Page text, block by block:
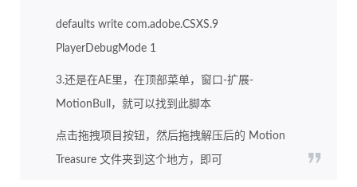
defaults write com.adobe.CSXS.9
PlayerDebugMode 1
3.还是在AE里，在顶部菜单，窗口-扩展-
MotionBull，就可以找到此脚本
点击拖拽项目按钮，然后拖拽解压后的 Motion
Treasure 文件夹到这个地方，即可